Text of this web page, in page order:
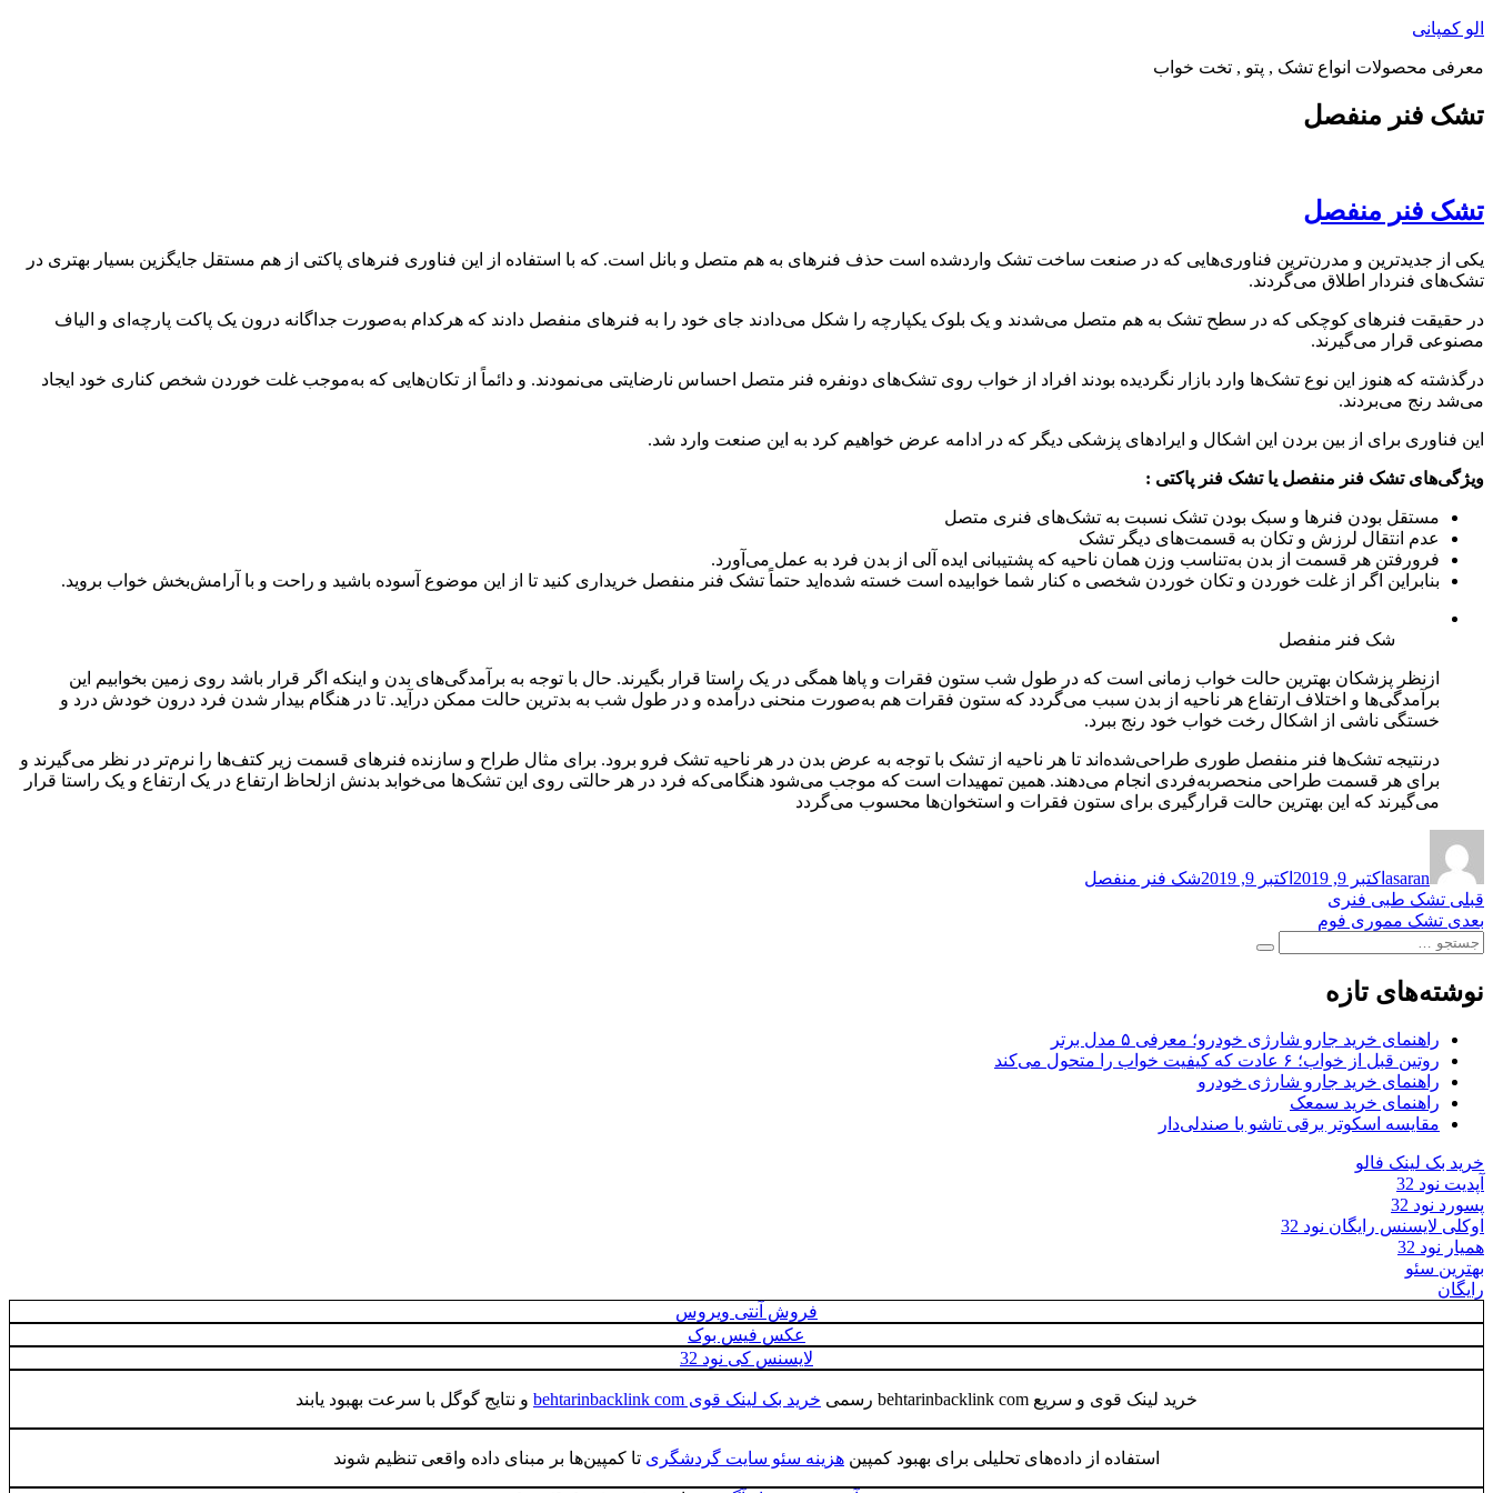
پرش
محتوا
الو کمپانی
معرفی محصولات انواع تشک , پتو , تخت خواب
تشک فنر منفصل
تشک فنر منفصل
یکی از جدیدترین و مدرن‌ترین فناوری‌هایی که در صنعت ساخت تشک واردشده است حذف فنرهای به هم متصل و بانل است. که با استفاده از این فناوری فنرهای پاکتی از هم مستقل جایگزین بسیار بهتری در
تشک‌های فنردار اطلاق می‌گردند.
در حقیقت فنرهای کوچکی که در سطح تشک به هم متصل می‌شدند و یک بلوک یکپارچه را شکل می‌دادند جای خود را به فنرهای منفصل دادند که هرکدام به‌صورت جداگانه درون یک پاکت پارچه‌ای و الیاف
مصنوعی قرار می‌گیرند.
درگذشته که هنوز این نوع تشک‌ها وارد بازار نگردیده بودند افراد از خواب روی تشک‌های دونفره فنر متصل احساس نارضایتی می‌نمودند. و دائماً از تکان‌هایی که به‌موجب غلت خوردن شخص کناری خود ایجاد
می‌شد رنج می‌بردند.
این فناوری برای از بین بردن این اشکال و ایرادهای پزشکی دیگر که در ادامه عرض خواهیم کرد به این صنعت وارد شد.
ویژگی‌های تشک فنر منفصل یا تشک فنر پاکتی :
مستقل بودن فنرها و سبک بودن تشک نسبت به تشک‌های فنری متصل
عدم انتقال لرزش و تکان به قسمت‌های دیگر تشک
فرورفتن هر قسمت از بدن به‌تناسب وزن همان ناحیه که پشتیبانی ایده آلی از بدن فرد به عمل می‌آورد.
بنابراین اگر از غلت خوردن و تکان خوردن شخصی ه کنار شما خوابیده است خسته شده‌اید حتماً تشک فنر منفصل خریداری کنید تا از این موضوع آسوده باشید و راحت و با آرامش‌بخش خواب بروید.
شک فنر منفصل
ازنظر پزشکان بهترین حالت خواب زمانی است که در طول شب ستون فقرات و پاها همگی در یک راستا قرار بگیرند. حال با توجه به برآمدگی‌های بدن و اینکه اگر قرار باشد روی زمین بخوابیم این
برآمدگی‌ها و اختلاف ارتفاع هر ناحیه از بدن سبب می‌گردد که ستون فقرات هم به‌صورت منحنی درآمده و در طول شب به بدترین حالت ممکن درآید. تا در هنگام بیدار شدن فرد درون خودش درد و
خستگی ناشی از اشکال رخت خواب خود رنج ببرد.
درنتیجه تشک‌ها فنر منفصل طوری طراحی‌شده‌اند تا هر ناحیه از تشک با توجه به عرض بدن در هر ناحیه تشک فرو برود. برای مثال طراح و سازنده فنرهای قسمت زیر کتف‌ها را نرم‌تر در نظر می‌گیرند و
برای هر قسمت طراحی منحصربه‌فردی انجام می‌دهند. همین تمهیدات است که موجب می‌شود هنگامی‌که فرد در هر حالتی روی این تشک‌ها می‌خوابد بدنش ازلحاظ ارتفاع در یک ارتفاع و یک راستا قرار
می‌گیرند که این بهترین حالت قرارگیری برای ستون فقرات و استخوان‌ها محسوب می‌گردد
asaranدر
اکتبر 9, 2019 اکتبر 9, 2019 شک فنر منفصل
راهبری
نوشته
قبلی نوشته
قبلی:
تشک طبی فنری
بعدی نوشته
بعدی:
تشک مموری فوم
جستجو
جستجو
نوشته‌های تازه
راهنمای خرید جارو شارژی خودرو؛ معرفی ۵ مدل برتر
روتین قبل از خواب؛ ۶ عادت که کیفیت خواب را متحول می‌کند
راهنمای خرید جارو شارژی خودرو
راهنمای خرید سمعک
مقایسه اسکوتر برقی تاشو با صندلی‌دار
خرید بک لینک فالو
آپدیت نود 32
پسورد نود 32
اوکلی لایسنس رایگان نود 32
همیار نود 32
بهترین سئو
رایگان
فروش آنتی ویروس
عکس فیس بوک
لایسنس کی نود 32
خرید لینک قوی و سریع behtarinbacklink com رسمی خرید بک لینک قوی behtarinbacklink com و نتایج گوگل با سرعت بهبود یابند
استفاده از داده‌های تحلیلی برای بهبود کمپین هزینه سئو سایت گردشگری تا کمپین‌ها بر مبنای داده واقعی تنظیم شوند